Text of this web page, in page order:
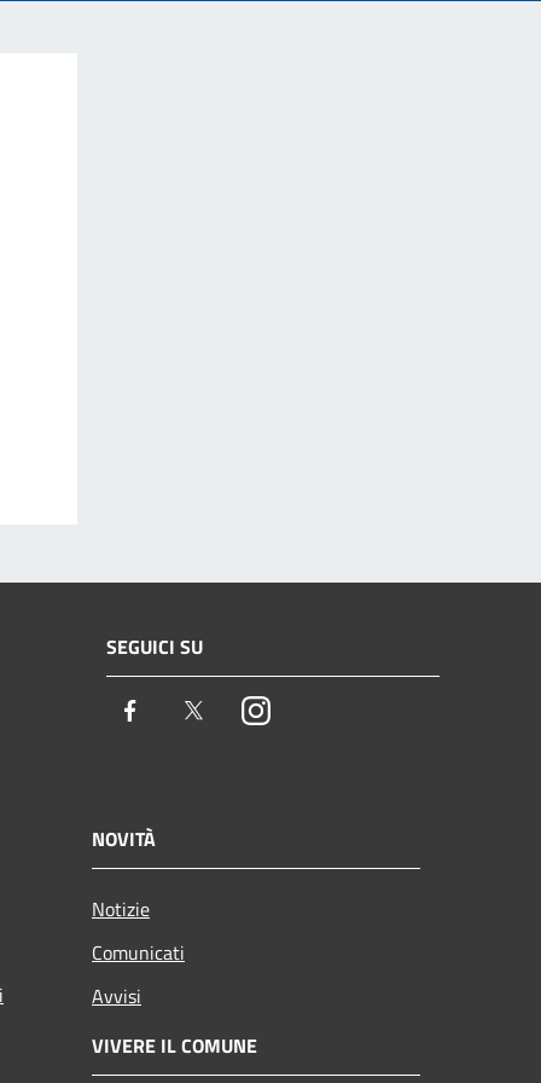
SEGUICI SU
Facebook TwitterInstagram
NOVITÀ
Notizie
Comunicati
Avvisi
VIVERE IL COMUNE